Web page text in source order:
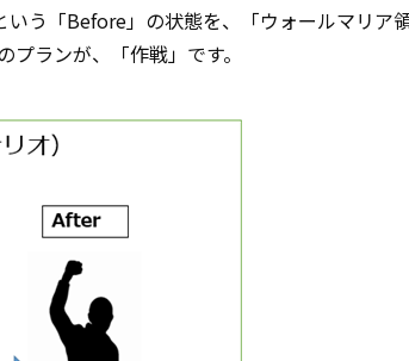
う「Before」の状態を、「ウォールマリア
ランが、「作戦」です。